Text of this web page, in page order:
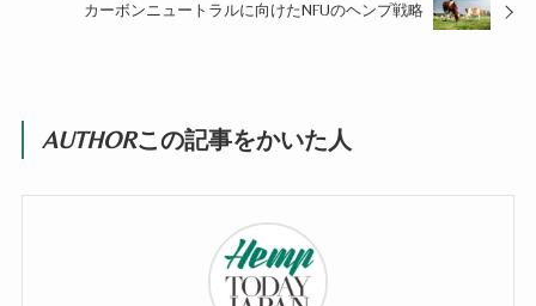
カーボンニュートラルに向けたNFUのヘンプ戦略
AUTHORこの記事をかいた人